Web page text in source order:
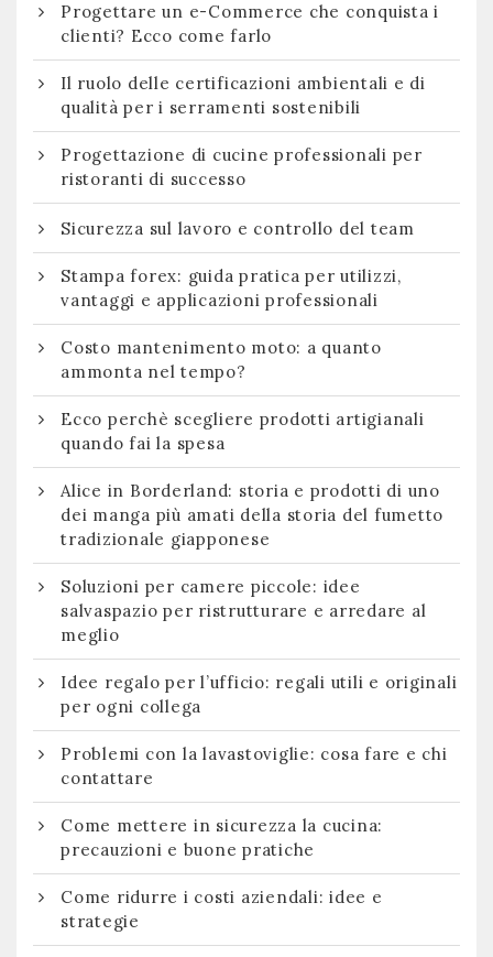
Progettare un e-Commerce che conquista i
clienti? Ecco come farlo
Il ruolo delle certificazioni ambientali e di
qualità per i serramenti sostenibili
Progettazione di cucine professionali per
ristoranti di successo
Sicurezza sul lavoro e controllo del team
Stampa forex: guida pratica per utilizzi,
vantaggi e applicazioni professionali
Costo mantenimento moto: a quanto
ammonta nel tempo?
Ecco perchè scegliere prodotti artigianali
quando fai la spesa
Alice in Borderland: storia e prodotti di uno
dei manga più amati della storia del fumetto
tradizionale giapponese
Soluzioni per camere piccole: idee
salvaspazio per ristrutturare e arredare al
meglio
Idee regalo per l’ufficio: regali utili e originali
per ogni collega
Problemi con la lavastoviglie: cosa fare e chi
contattare
Come mettere in sicurezza la cucina:
precauzioni e buone pratiche
Come ridurre i costi aziendali: idee e
strategie